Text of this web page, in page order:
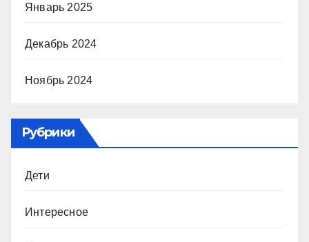
Январь 2025
Декабрь 2024
Ноябрь 2024
Рубрики
Дети
Интересное